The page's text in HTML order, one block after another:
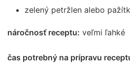
zelený petržlen alebo
náročnosť receptu: veľmi ľahké
čas potrebný na prípravu